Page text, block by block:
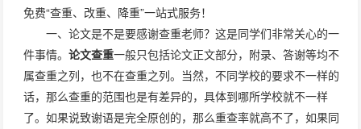
免费“查重、改重、降重”一站式服务！
一、论文是不是要感谢查重老师？这是同学们非常关心的一
件事情。论文查重一般只包括论文正文部分，附录、答谢等均不
属查重之列，也不在查重之列。当然，不同学校的要求不一样的
话，那么查重的范围也是有差异的，具体到哪所学校就不一样
了。如果说致谢语是完全原创的，那么重查率就高不了，如果同